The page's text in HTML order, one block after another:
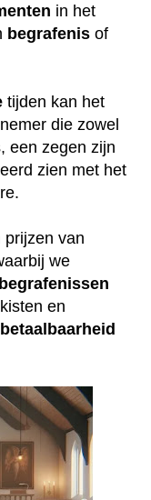
in het
begrafenis of
tijden kan het
die zowel
een zegen zijn
zien met het
prijzen van
we
begrafenissen
en
betaalbaarheid